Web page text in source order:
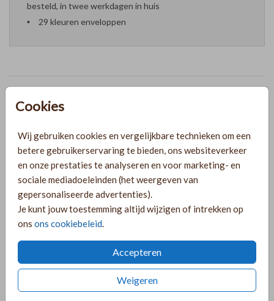
Cookies
Wij gebruiken cookies en vergelijkbare technieken om een
betere gebruikerservaring te bieden, ons websiteverkeer
en onze prestaties te analyseren en voor marketing- en
sociale mediadoeleinden (het weergeven van
gepersonaliseerde advertenties).
Je kunt jouw toestemming altijd wijzigen of intrekken op
ons ons cookiebeleid.
Accepteren
Weigeren
besteld, in twee werkdagen in huis
29 kleuren enveloppen
PRODUCTINFORMATIE
OMSCHRIJVING
Mooi welkomstbord in een golvenvorm. Je kunt ook dit
welkomstbord voor je bruiloft helemaal naar wens
aanpassen in de online editor. Verkrijgbaar met bijpassende
trouwkaart/save the date.
COLLECTIE
Tuinborden